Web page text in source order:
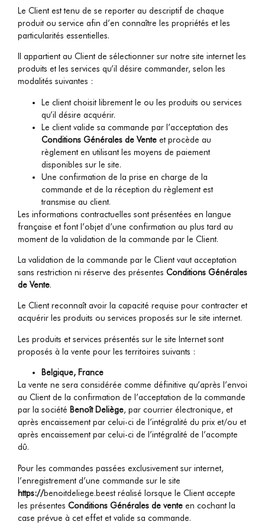
Le Client est tenu de se reporter au descriptif de chaque
produit ou service afin d’en connaître les propriétés et les
particularités essentielles.
Il appartient au Client de sélectionner sur notre site internet les
produits et les services qu’il désire commander, selon les
modalités suivantes :
Le client choisit librement le ou les produits ou services
qu’il désire acquérir.
Le client valide sa commande par l’acceptation des
Conditions Générales de Vente et procède au
règlement en utilisant les moyens de paiement
disponibles sur le site.
Une confirmation de la prise en charge de la
commande et de la réception du règlement est
transmise au client.
Les informations contractuelles sont présentées en langue
française et font l’objet d’une confirmation au plus tard au
moment de la validation de la commande par le Client.
La validation de la commande par le Client vaut acceptation
sans restriction ni réserve des présentes Conditions Générales
de Vente.
Le Client reconnaît avoir la capacité requise pour contracter et
acquérir les produits ou services proposés sur le site internet.
Les produits et services présentés sur le site Internet sont
proposés à la vente pour les territoires suivants :
Belgique, France
La vente ne sera considérée comme définitive qu’après l’envoi
au Client de la confirmation de l’acceptation de la commande
par la société Benoît Deliège, par courrier électronique, et
après encaissement par celui-ci de l’intégralité du prix et/ou et
après encaissement par celui-ci de l’intégralité de l’acompte
dû.
Pour les commandes passées exclusivement sur internet,
l’enregistrement d’une commande sur le site
https://benoitdeliege.beest réalisé lorsque le Client accepte
les présentes Conditions Générales de vente en cochant la
case prévue à cet effet et valide sa commande.